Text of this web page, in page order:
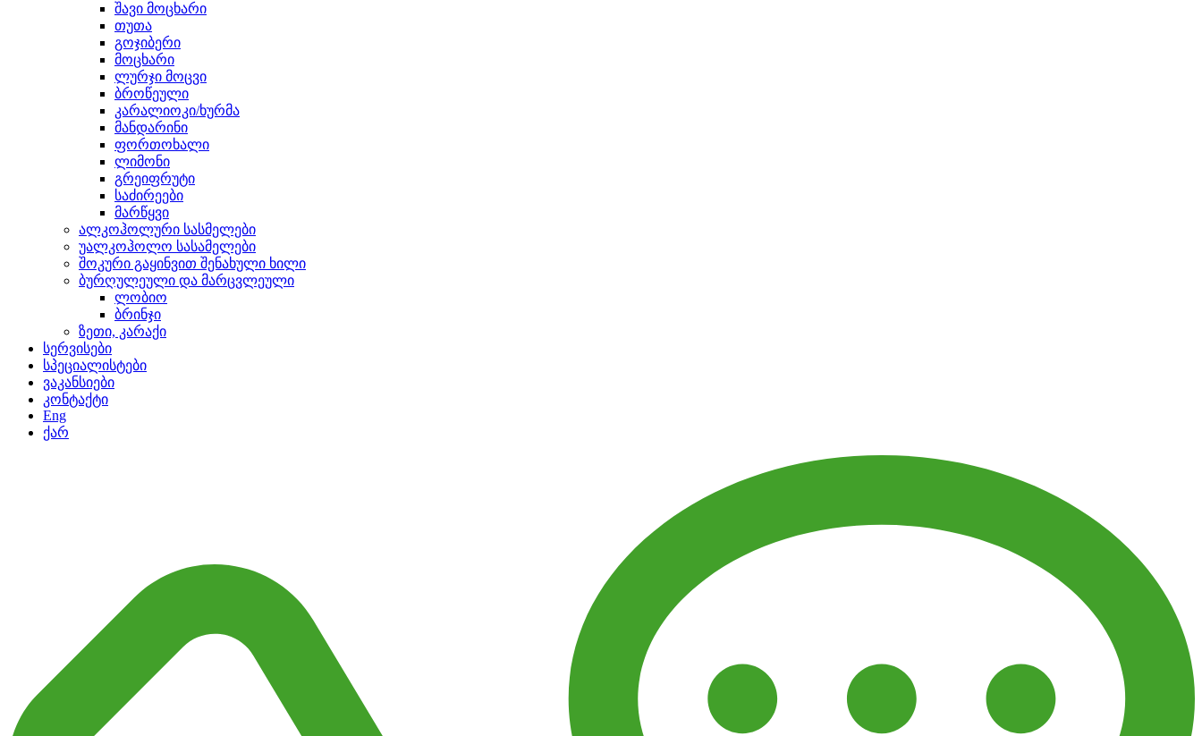
შავი მოცხარი
თუთა
გოჯიბერი
მოცხარი
ლურჯი მოცვი
ბროწეული
კარალიოკი/ხურმა
მანდარინი
ფორთოხალი
ლიმონი
გრეიფრუტი
საძირეები
მარწყვი
ალკოჰოლური სასმელები
უალკოჰოლო სასამელები
შოკური გაყინვით შენახული ხილი
ბურღულეული და მარცვლეული
ლობიო
ბრინჯი
ზეთი, კარაქი
სერვისები
სპეციალისტები
ვაკანსიები
კონტაქტი
Eng
ქარ